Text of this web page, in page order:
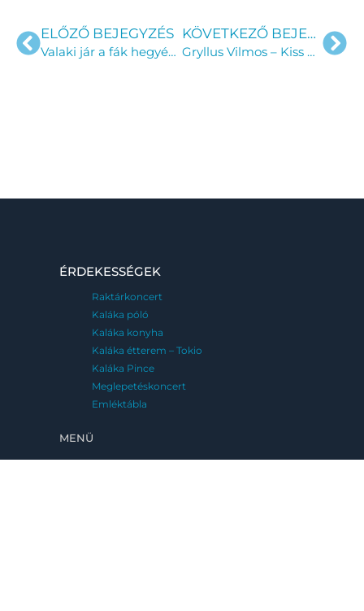
ELŐZŐ BEJEGYZÉS
Valaki jár a fák hegyén – Kányádi est
KÖVETKEZŐ BEJEGYZÉS
Gryllus Vilmos – Kiss Anna
ÉRDEKESSÉGEK
Raktárkoncert
Kaláka póló
Kaláka konyha
Kaláka étterem – Tokio
Kaláka Pince
Meglepetéskoncert
Emléktábla
MENÜ